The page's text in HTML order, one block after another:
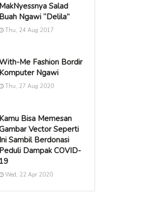
MakNyessnya Salad
Buah Ngawi “Delila”
Thu, 24 Aug 2017
Me Fashion Bordir
Komputer Ngawi
Thu, 27 Aug 2020
Kamu Bisa Memesan
Vector Seperti
Ini Sambil Berdonasi
Peduli Dampak COVID-
19
Wed, 22 Apr 2020